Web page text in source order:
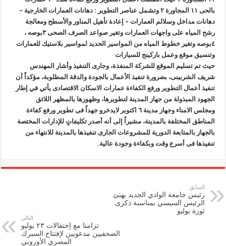
كفاءة
لعدد
١٠
عمارات
١١
مغلقة
بالحى ١١ المجاورة ٢ وتشمل عناصر التطوير : دهانات العمارات الخارجية –
دهانات مداخل وسلالم العمارات – إعادة تأهيل المناور والأسطح ومعالجة
رشح المياه على واجهات الع
مارات وتغير صواعد الصرف الصحى ٣بوصه ،
٤بوصه وتغير خطوط المياه من المواسير الحديد لمواسير بلاستيك للعمارات
وتنسيق موقع وعمل باركينج للسيارات
حيث تم تسليم الموقع للشركة المنفذة، وجارى التنفيذ وأشار المهندس
شريف الشربينى، بضرورة تنفيذ الأعمال بالجودة والدقة المطلوبة، مؤكداً أن
تنفيذ أعمال التطوير ورفع الكفاءة عمارات الاسكان الاقتصادى يأتي في إطار
الجهود المبذولة من جهاز المدينة لتطويرها، وظهورها بالمظهر اللائق‬
ومجلس الامناء وجهاز مدينة ٦ اكتوبر لايدخرو جهداً فى تطوير ورفع كفاءة
المناطق المختلفة بالمدينة، مشيراً إلى أنه أصدر تكليفاتٍ للإدارات المختصة
بالجهاز بالمتابعة الدورية للمشروعات الجارى تنفيذها بالمدينة للانتهاء من
تنفيذها فى أسرع وقت وبكفاءة وجودة عالية.
السابق
رئيس جامعة الوادي الجديد يهنئ
الرئيس السيسي بمناسبة ذكرى
ثورة يوليو
التالي
تزامنا مع إحتفالات ٢٣ يوليو
الصحفيين مدعويين لإفتتاح السيرك
المصري الأوروبي